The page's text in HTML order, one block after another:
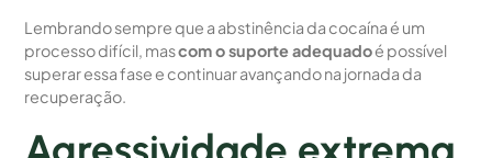
Lembrando sempre que a abstinência da cocaína é um
processo difícil, mascom o suporte adequadoé possível
superar essa fase e continuar avançando na jornada da
recuperação.